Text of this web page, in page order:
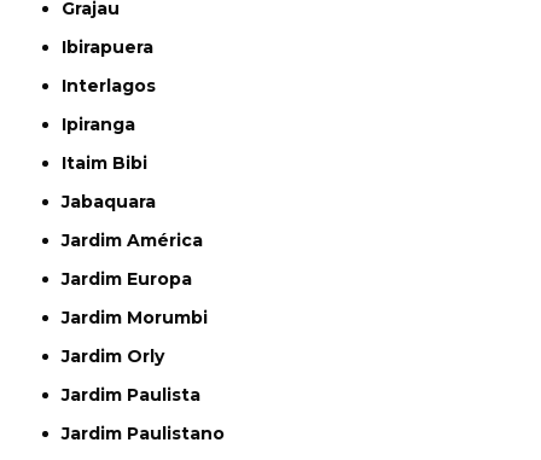
Grajau
Ibirapuera
Interlagos
Ipiranga
Itaim Bibi
Jabaquara
Jardim América
Jardim Europa
Jardim Morumbi
Jardim Orly
Jardim Paulista
Jardim Paulistano